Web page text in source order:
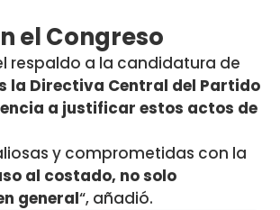
el Congreso
respaldo a la candidatura de
la Directiva Central del Partido
a justificar estos actos de
y comprometidas con la
al costado, no solo
general“, añadió.